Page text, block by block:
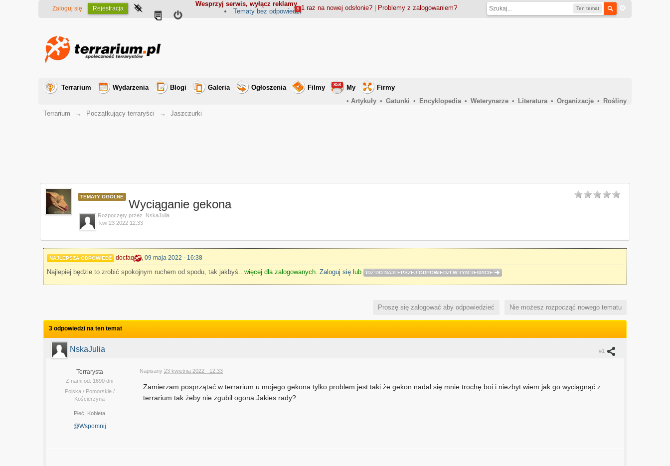
Wesprzyj serwis, wyłącz reklamy
Ten temat
Zaloguj się Rejestracja 1 raz na nowej odsłonie?| Problemy z zalogowaniem?
Tematy bez odpowiedzi
8
Terrarium Wydarzenia Blogi Galeria Ogłoszenia Filmy My
858
Firmy
• Artykuły • Gatunki • Encyklopedia • Weterynarze • Literatura • Organizacje •
Rośliny
Terrarium
→ Początkujący terraryści → Jaszczurki
TEMATY OGÓLNE
Wyciąganie gekona
Rozpoczęty przez
NskaJulia
kwi 23 2022 12:33
NAJLEPSZA ODPOWIEDŹ docfaq ,09 maja 2022 - 16:38
Najlepiej będzie to zrobić spokojnym ruchem od spodu, tak jakbyś...więcej dla zalogowanych.Zaloguj się lub IDŹ DO NAJLEPSZEJ ODPOWIEDZI W TYM TEMACIE
Nie możesz rozpocząć nowego tematu
Proszę się zalogować aby odpowiedzieć
3 odpowiedzi na ten temat
#1
NskaJulia
Terrarysta
Z nami od: 1690 dni
Polska / Pomorskie /
Kościerzyna
Płeć: Kobieta
@Wspomnij
Napisany 23 kwietnia 2022 - 12:33
Zamierzam posprzątać w terrarium u mojego gekona tylko problem jest taki że gekon nadal się mnie trochę boi i niezbyt wiem jak go wyciągnąć z
terrarium tak żeby nie zgubił ogona.Jakies rady?